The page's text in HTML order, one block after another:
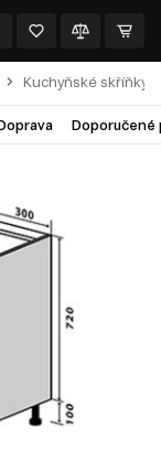
Kuchyňské skříňky
Doporučené